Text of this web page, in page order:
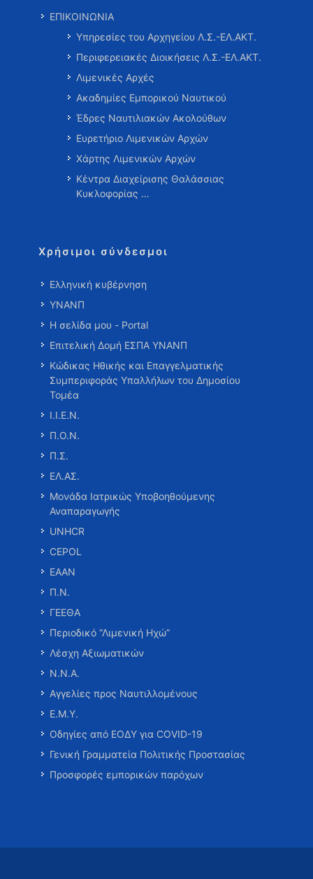
ΕΠΙΚΟΙΝΩΝΙΑ
Υπηρεσίες του Αρχηγείου Λ.Σ.-ΕΛ.ΑΚΤ.
Περιφερειακές Διοικήσεις Λ.Σ.-ΕΛ.ΑΚΤ.
Λιμενικές Αρχές
Ακαδημίες Εμπορικού Ναυτικού
Έδρες Ναυτιλιακών Ακολούθων
Ευρετήριο Λιμενικών Αρχών
Χάρτης Λιμενικών Αρχών
Κέντρα Διαχείρισης Θαλάσσιας
Κυκλοφορίας …
Χρήσιμοι σύνδεσμοι
Ελληνική κυβέρνηση
ΥΝΑΝΠ
Η σελίδα μου - Portal
Επιτελική Δομή ΕΣΠΑ ΥΝΑΝΠ
Κώδικας Ηθικής και Επαγγελματικής
Συμπεριφοράς Υπαλλήλων του Δημοσίου
Τομέα
Ι.Ι.Ε.Ν.
Π.Ο.Ν.
Π.Σ.
ΕΛ.ΑΣ.
Μονάδα Ιατρικώς Υποβοηθούμενης
Αναπαραγωγής
UNHCR
CEPOL
ΕΑΑΝ
Π.Ν.
ΓΕΕΘΑ
Περιοδικό “Λιμενική Ηχώ”
Λέσχη Αξιωματικών
Ν.Ν.Α.
Αγγελίες προς Ναυτιλλομένους
Ε.Μ.Υ.
Οδηγίες από ΕΟΔΥ για COVID-19
Γενική Γραμματεία Πολιτικής Προστασίας
Προσφορές εμπορικών παρόχων